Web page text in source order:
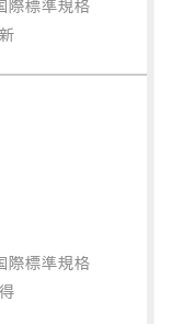
際標準規格
際標準規格